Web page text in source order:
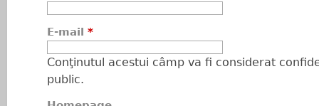
E-mail *
Conţinutul acestui câmp va fi considerat
public.